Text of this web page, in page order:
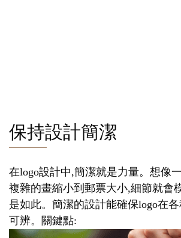
保持設計簡潔
在logo設計中,簡潔就是力量。想像
複雜的畫縮小到郵票大小,細節就會
是如此。簡潔的設計能確保logo在
可辨。關鍵點: